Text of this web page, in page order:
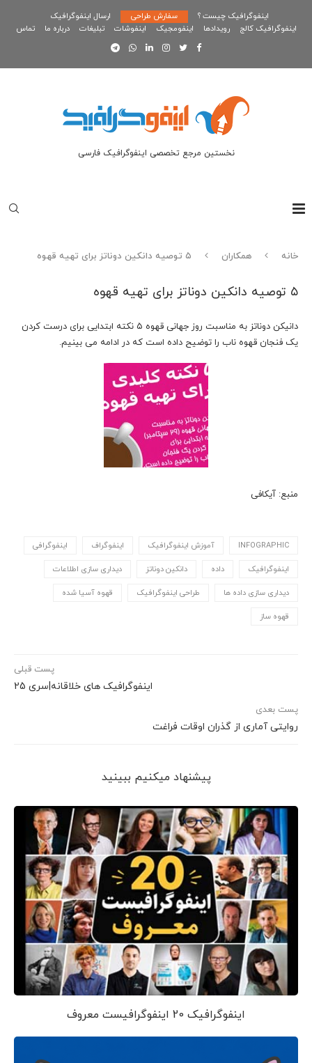
اینفوگرافیک چیست ؟ سفارش طراحی
ارسال اینفوگرافیک
اینفوگرافیک کالج
رویدادها اینفومجیک اینفوشات تبلیغات درباره ما تماس
نخستین مرجع تخصصی اینفوگرافیک فارسی
خانه همکاران ۵ توصیه دانکین دوناتز برای تهیه قهوه
۵ توصیه دانکین دوناتز برای تهیه قهوه
دانیکن دوناتز به مناسبت روز جهانی قهوه ۵ نکته ابتدایی برای درست کردن
یک فنجان قهوه ناب را توضیح داده است که در ادامه می بینیم.
منبع: آیکافی
INFOGRAPHIC آموزش اینفوگرافیک اینفوگراف اینفوگرافی
اینفوگرافیک داده دانکین دوناتز دیداری سازی اطلاعات
دیداری سازی داده ها طراحی اینفوگرافیک قهوه آسیا شده
قهوه ساز
پست قبلی
اینفوگرافیک های خلاقانه|سری 25
پست بعدی
روایتی آماری از گذران اوقات فراغت
پیشنهاد می‎کنیم ببینید
اینفوگرافیک 20 اینفوگرافیست معروف